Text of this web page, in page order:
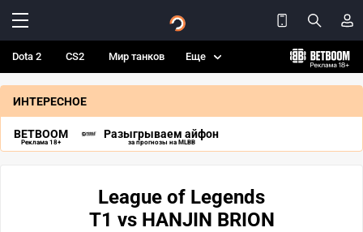
Dota 2 CS2 Мир танков Еще
ИНТЕРЕСНОЕ
BETBOOM
Реклама 18+
Разыгрываем айфон
за прогнозы на MLBB
League of Legends
T1 vs HANJIN BRION